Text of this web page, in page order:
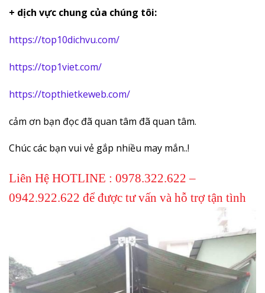
+ dịch vực chung của chúng tôi:
https://top10dichvu.com/
https://top1viet.com/
https://topthietkeweb.com/
cảm ơn bạn đọc đã quan tâm đã quan tâm.
Chúc các bạn vui vẻ gắp nhiều may mắn..!
Liên Hệ HOTLINE : 0978.322.622 –
0942.922.622 để được tư vấn và hỗ trợ tận tình